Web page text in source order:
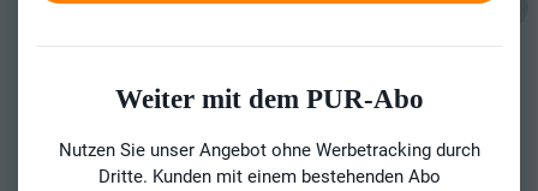
Weiter mit dem PUR-Abo
Nutzen Sie unser Angebot ohne Werbetracking durch
Dritte. Kunden mit einem bestehenden Abo